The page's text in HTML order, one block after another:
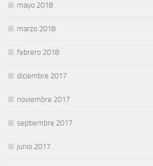
mayo 2018
marzo 2018
febrero 2018
diciembre 2017
noviembre 2017
septiembre 2017
junio 2017